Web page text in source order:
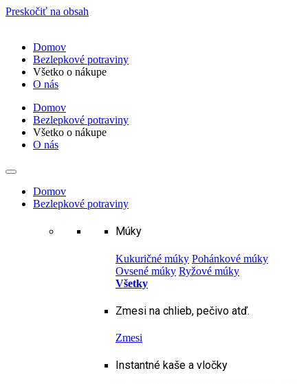
Preskočiť na obsah
Domov
Bezlepkové potraviny
Všetko o nákupe
O nás
Domov
Bezlepkové potraviny
Všetko o nákupe
O nás
Domov
Bezlepkové potraviny
Múky
Kukuričné múky Pohánkové múky
Ovsené múky Ryžové múky
Všetky
Zmesi na chlieb, pečivo atď.
Zmesi
Instantné kaše a vločky